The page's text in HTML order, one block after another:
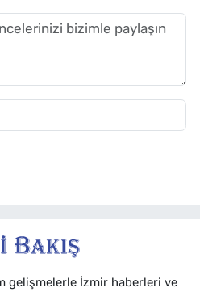
gelişmelerle İzmir haberleri ve